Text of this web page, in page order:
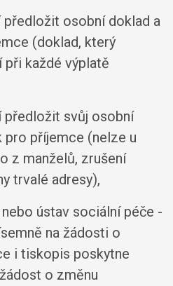
osobní doklad a
(doklad, který
každé výplatě
předložit svůj osobní
pro příjemce (nelze u
z manželů, zrušení
trvalé adresy),
ústav sociální péče -
na žádosti o
i tiskopis poskytne
o změnu